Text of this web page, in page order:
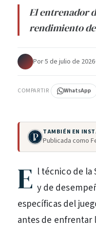
El entrenador
rendimiento
Por·5 de julio de 2026·
COMPARTIR WhatsApp
TAMBIÉN EN
Publicada como
E l técnico de la
y de
específicas del
antes de enfrentar